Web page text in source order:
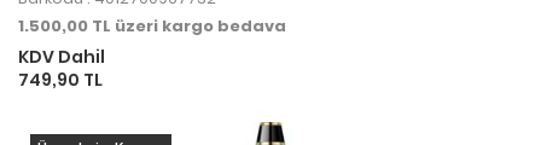
1.500,00 TL üzeri kargo bedava
KDV Dahil
749,90 TL